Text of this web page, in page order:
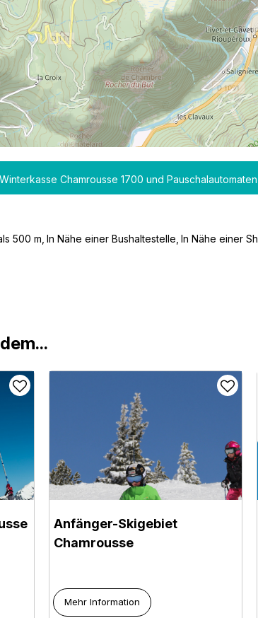
Chamrousse 1700 und
500 m In Nähe einer Bushaltestelle In Nähe einer
Anfänger-Skigebiet
Chamrousse
Mehr Information